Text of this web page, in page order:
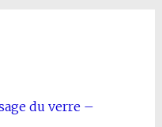
du verre –